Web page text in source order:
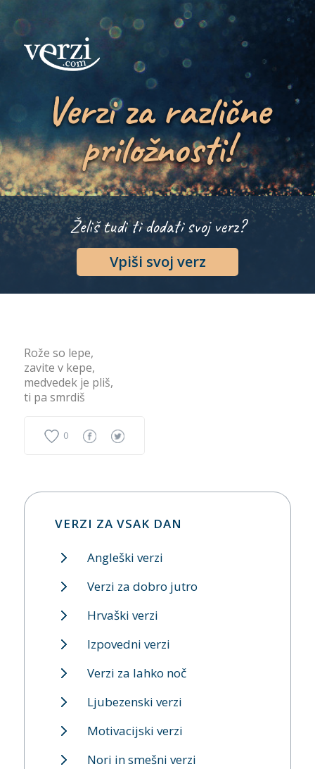
Verzi za različne
priložnosti!
Želiš tudi ti dodati svoj verz?
Vpiši svoj verz
Rože so lepe,
zavite v kepe,
medvedek je pliš,
ti pa smrdiš
0
VERZI ZA VSAK DAN
Angleški verzi
Verzi za dobro jutro
Hrvaški verzi
Izpovedni verzi
Verzi za lahko noč
Ljubezenski verzi
Motivacijski verzi
Nori in smešni verzi